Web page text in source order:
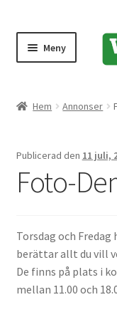
Meny
Bärremmar
Fjärrkontroller
Stativ
Hem Annonser
Publicerad den 11 juli,
Foto-
Torsdag och Fredag
berättar allt du vill
De finns på plats i
mellan 11.00 och